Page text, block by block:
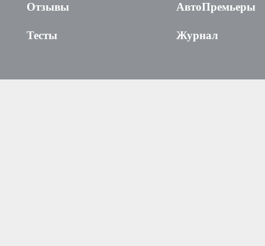
Отзывы
Тесты
АвтоПремьеры
Журнал